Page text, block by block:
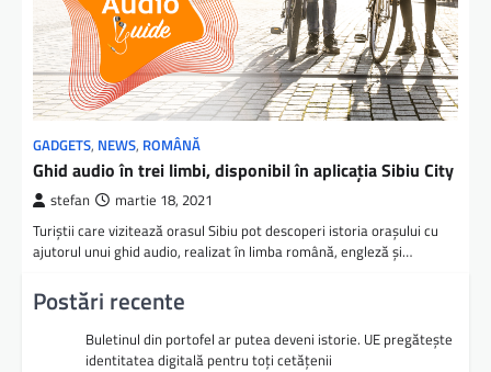
GADGETS, NEWS, ROMÂNĂ
Ghid audio în trei limbi, disponibil în aplicaţia Sibiu City
stefan martie 18, 2021
Turiștii care vizitează orasul Sibiu pot descoperi istoria orașului cu
ajutorul unui ghid audio, realizat în limba română, engleză și…
Postări recente
Buletinul din portofel ar putea deveni istorie. UE pregătește
identitatea digitală pentru toți cetățenii